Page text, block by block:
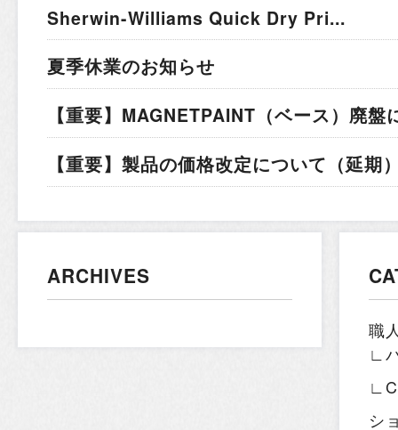
Sherwin-Williams Quick Dry Pri...
夏季休業のお知らせ
【重要】MAGNETPAINT（ベース）廃
【重要】製品の価格改定について（延期
ARCHIVES
職
∟
シ